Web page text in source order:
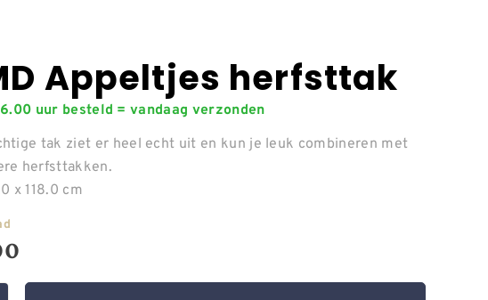
Appeltjes herfsttak
uur besteld = vandaag verzonden
tak ziet er heel echt uit en kun je leuk combineren met
herfsttakken.
x 118.0 cm